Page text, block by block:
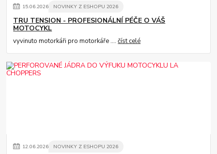
15.06.2026 NOVINKY Z ESHOPU 2026
TRU TENSION - PROFESIONÁLNÍ PÉČE O VÁŠ
MOTOCYKL
vyvinuto motorkáři pro motorkáře ....číst celé
12.06.2026 NOVINKY Z ESHOPU 2026